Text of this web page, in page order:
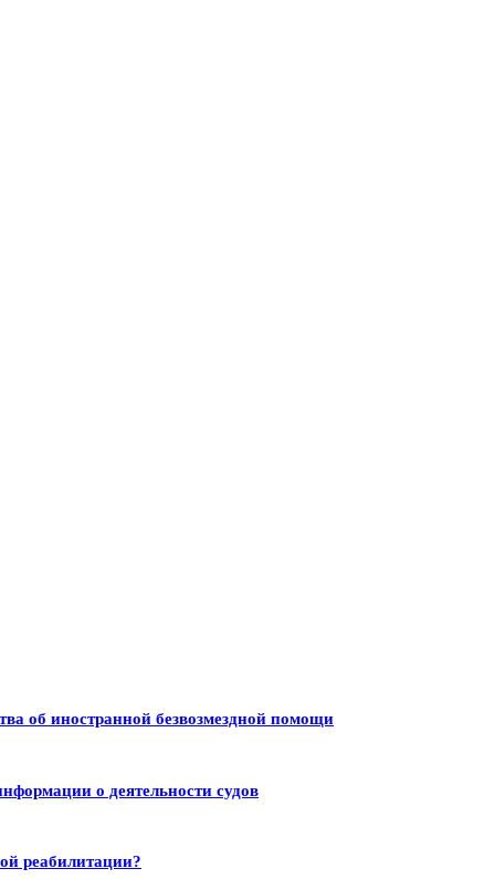
об иностранной безвозмездной помощи
о деятельности судов
реабилитации?